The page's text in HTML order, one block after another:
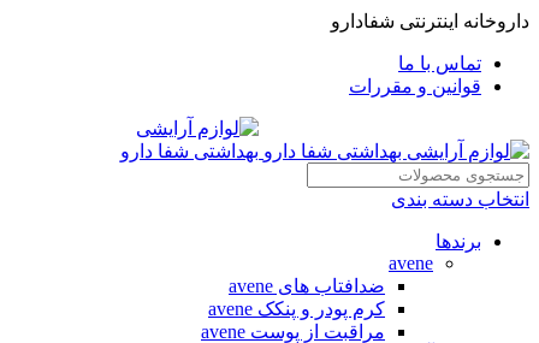
داروخانه اینترنتی شفادارو
تماس با ما
قوانین و مقررات
انتخاب دسته بندی
برندها
avene
ضدافتاب های avene
کرم پودر و پنکک avene
مراقبت از پوست avene